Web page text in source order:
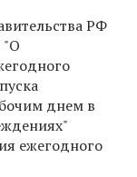
РФ
"О
днем в
ежегодного